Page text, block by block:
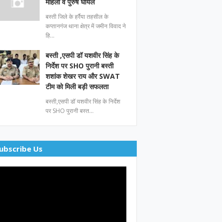
बस्ती जिले के हर्रैया तहसील के
कप्तानगंज थाना क्षेत्र में जमीन विवाद ने
हि…
बस्ती ,एसपी डॉ यशवीर सिंह के
निर्देश पर SHO पुरानी बस्ती
शशांक शेखर राय और SWAT
टीम को मिली बड़ी सफलता
बस्ती,एसपी डॉ यशवीर सिंह के निर्देश
पर SHO पुरानी बस्त…
Us